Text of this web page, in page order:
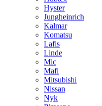
Hyster
Jungheinrich
Kalmar
Komatsu
Lafis
Linde
Mic
Mafi
Mitsubishi
Nissan
Nyk